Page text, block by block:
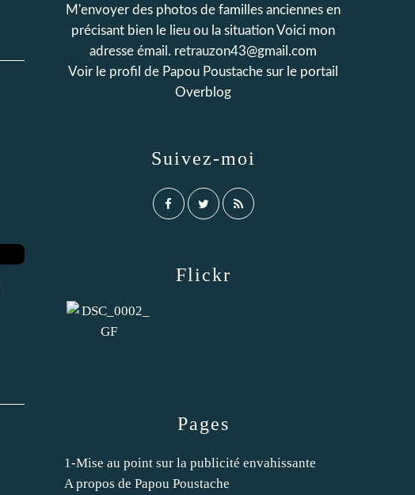
Pages
1-Mise au point sur la publicité envahissante
A propos de Papou Poustache
M'envoyer des photos de familles anciennes en
précisant bien le lieu ou la situation Voici mon
adresse émail. retrauzon43@gmail.com
Voir le profil de Papou Poustache sur le portail
Overblog
Suivez-moi
Flickr